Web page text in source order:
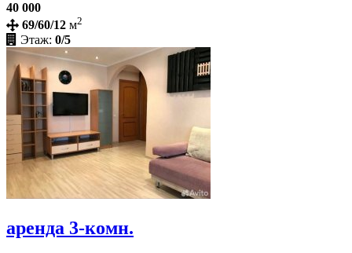
40 000
69/60/12 м2
Этаж: 0/5
аренда 3-комн.